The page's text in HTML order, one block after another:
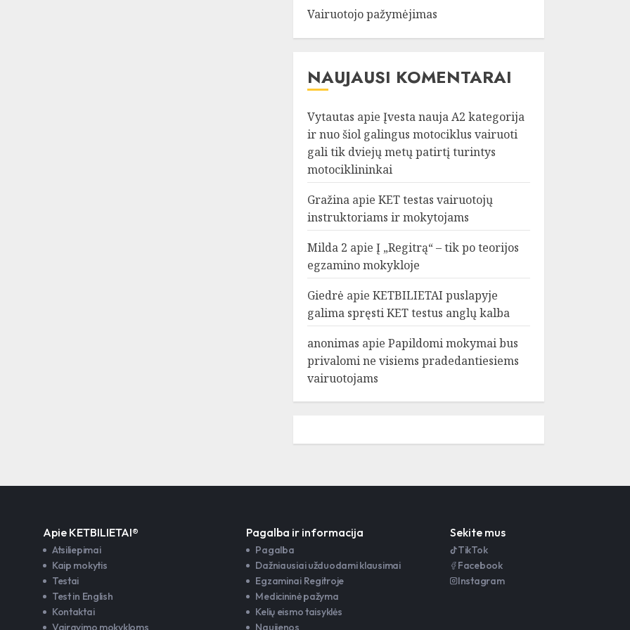
Vairuotojo pažymėjimas
NAUJAUSI KOMENTARAI
Vytautas apieĮvesta nauja A2 kategorija
ir nuo šiol galingus motociklus vairuoti
gali tik dviejų metų patirtį turintys
motociklininkai
Gražina apieKET testas vairuotojų
instruktoriams ir mokytojams
Milda 2 apieĮ „Regitrą“ – tik po teorijos
egzamino mokykloje
Giedrė apieKETBILIETAI puslapyje
galima spręsti KET testus anglų kalba
anonimas apiePapildomi mokymai bus
privalomi ne visiems pradedantiesiems
vairuotojams
Apie KETBILIETAI®
Atsiliepimai
Kaip mokytis
Testai
Test in English
Kontaktai
Vairavimo mokykloms
Pagalba ir informacija
Pagalba
Dažniausiai užduodami klausimai
Egzaminai Regitroje
Medicininė pažyma
Kelių eismo taisyklės
Naujienos
Sekite mus
TikTok
Facebook
Instagram